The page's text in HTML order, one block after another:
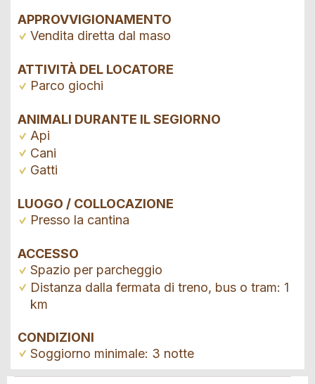
APPROVVIGIONAMENTO
Vendita diretta dal maso
ATTIVITÀ DEL LOCATORE
Parco giochi
ANIMALI DURANTE IL SEGIORNO
Api
Cani
Gatti
LUOGO / COLLOCAZIONE
Presso la cantina
ACCESSO
Spazio per parcheggio
Distanza dalla fermata di treno, bus o tram: 1
km
CONDIZIONI
Soggiorno minimale: 3 notte